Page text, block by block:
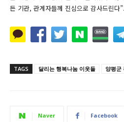
든 기관, 관계자들께 진심으로 감사드린다
TAGS 달리는 행복나눔 이웃들 양평군
Naver Facebook